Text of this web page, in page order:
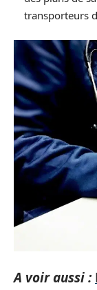
transporteurs
A voir aussi :